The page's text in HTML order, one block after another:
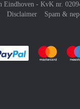
Eindhoven - KvK nr.
Disclaimer
Spam &
Je rekent Je